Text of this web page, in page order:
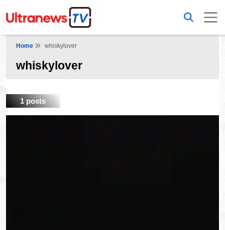
Home whiskylover
whiskylover
1 posts